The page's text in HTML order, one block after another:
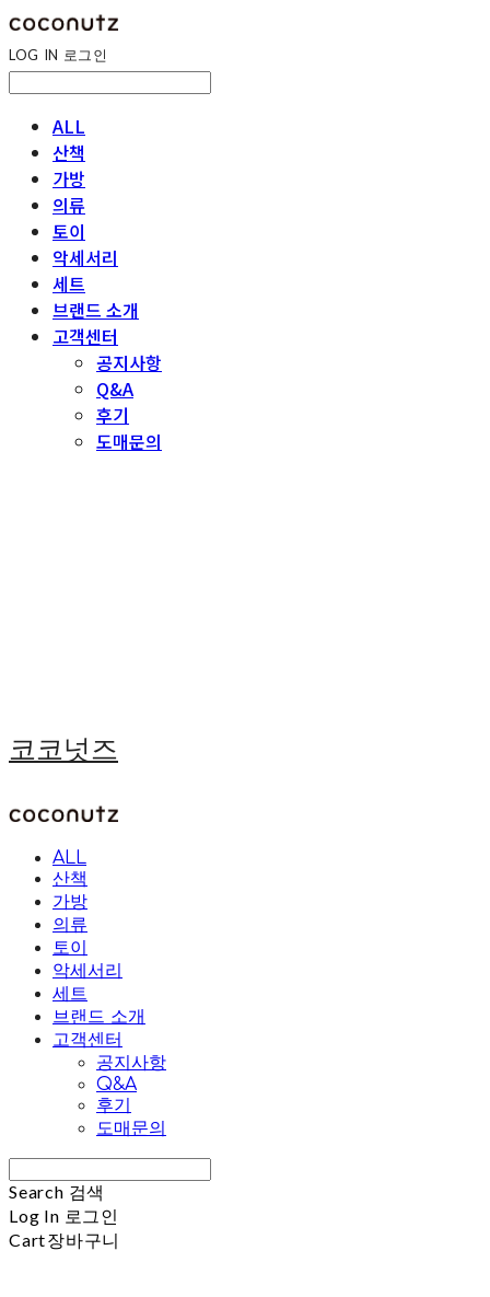
LOG IN 로그인
ALL
산책
가방
의류
토이
악세서리
세트
브랜드 소개
고객센터
공지사항
Q&A
후기
도매문의
코코넛즈
ALL
산책
가방
의류
토이
악세서리
세트
브랜드 소개
고객센터
공지사항
Q&A
후기
도매문의
Search 검색
Log In 로그인
Cart장바구니